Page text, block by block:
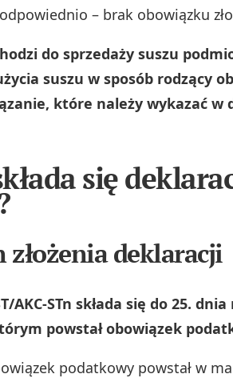
– brak obowiązku
do sprzedaży suszu
suszu w sposób rodzący
które należy wykazać w
się
złożenia deklaracji
AKC‑STn składa się do 25.
powstał obowiązek
podatkowy powstał w